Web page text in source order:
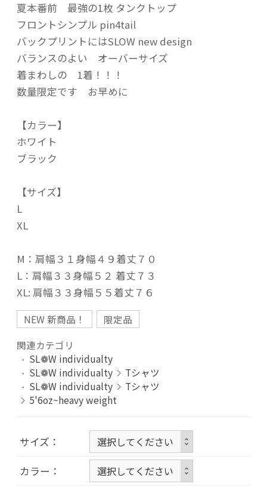
夏本番前 最強の1枚 タンクトップ
フロントシンプル pin4tail
バックプリントにはSLOW new design
バランスのよい オーバーサイズ
着まわしの 1着！！！
数量限定です お早めに
【カラー】
ホワイト
ブラック
【サイズ】
L
XL
M：肩幅３１身幅４９着丈７０
L：肩幅３３身幅５２ 着丈７３
XL: 肩幅３３身幅５５着丈７６
NEW 新商品！
限定品
関連カテゴリ
SL❁W individualty
SL❁W individualty
Tシャツ
SL❁W individualty
Tシャツ
5'6oz~heavy weight
サイズ
カラー